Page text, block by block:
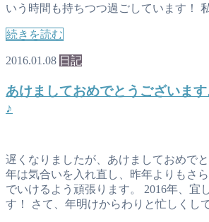
いう時間も持ちつつ過ごしています！
続きを読む
2016.01.08 日記
あけましておめでとうございま
♪
遅くなりましたが、あけましておめで
年は気合いを入れ直し、昨年よりもさ
でいけるよう頑張ります。 2016年、宜
す！ さて、年明けからわりと忙しくし